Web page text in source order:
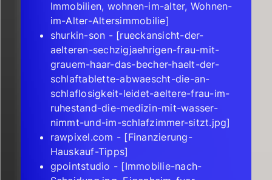
Immobilien, wohnen-im-alter, Wohnen-
im-Alter-Altersimmobilie]
shurkin-son - [rueckansicht-der-
aelteren-sechzigjaehrigen-frau-mit-
grauem-haar-das-becher-haelt-der-
schlaftablette-abwaescht-die-an-
schlaflosigkeit-leidet-aeltere-frau-im-
ruhestand-die-medizin-mit-wasser-
nimmt-und-im-schlafzimmer-sitzt.jpg]
rawpixel.com - [Finanzierung-
Hauskauf-Tipps]
gpointstudio - [Immobilie-nach-